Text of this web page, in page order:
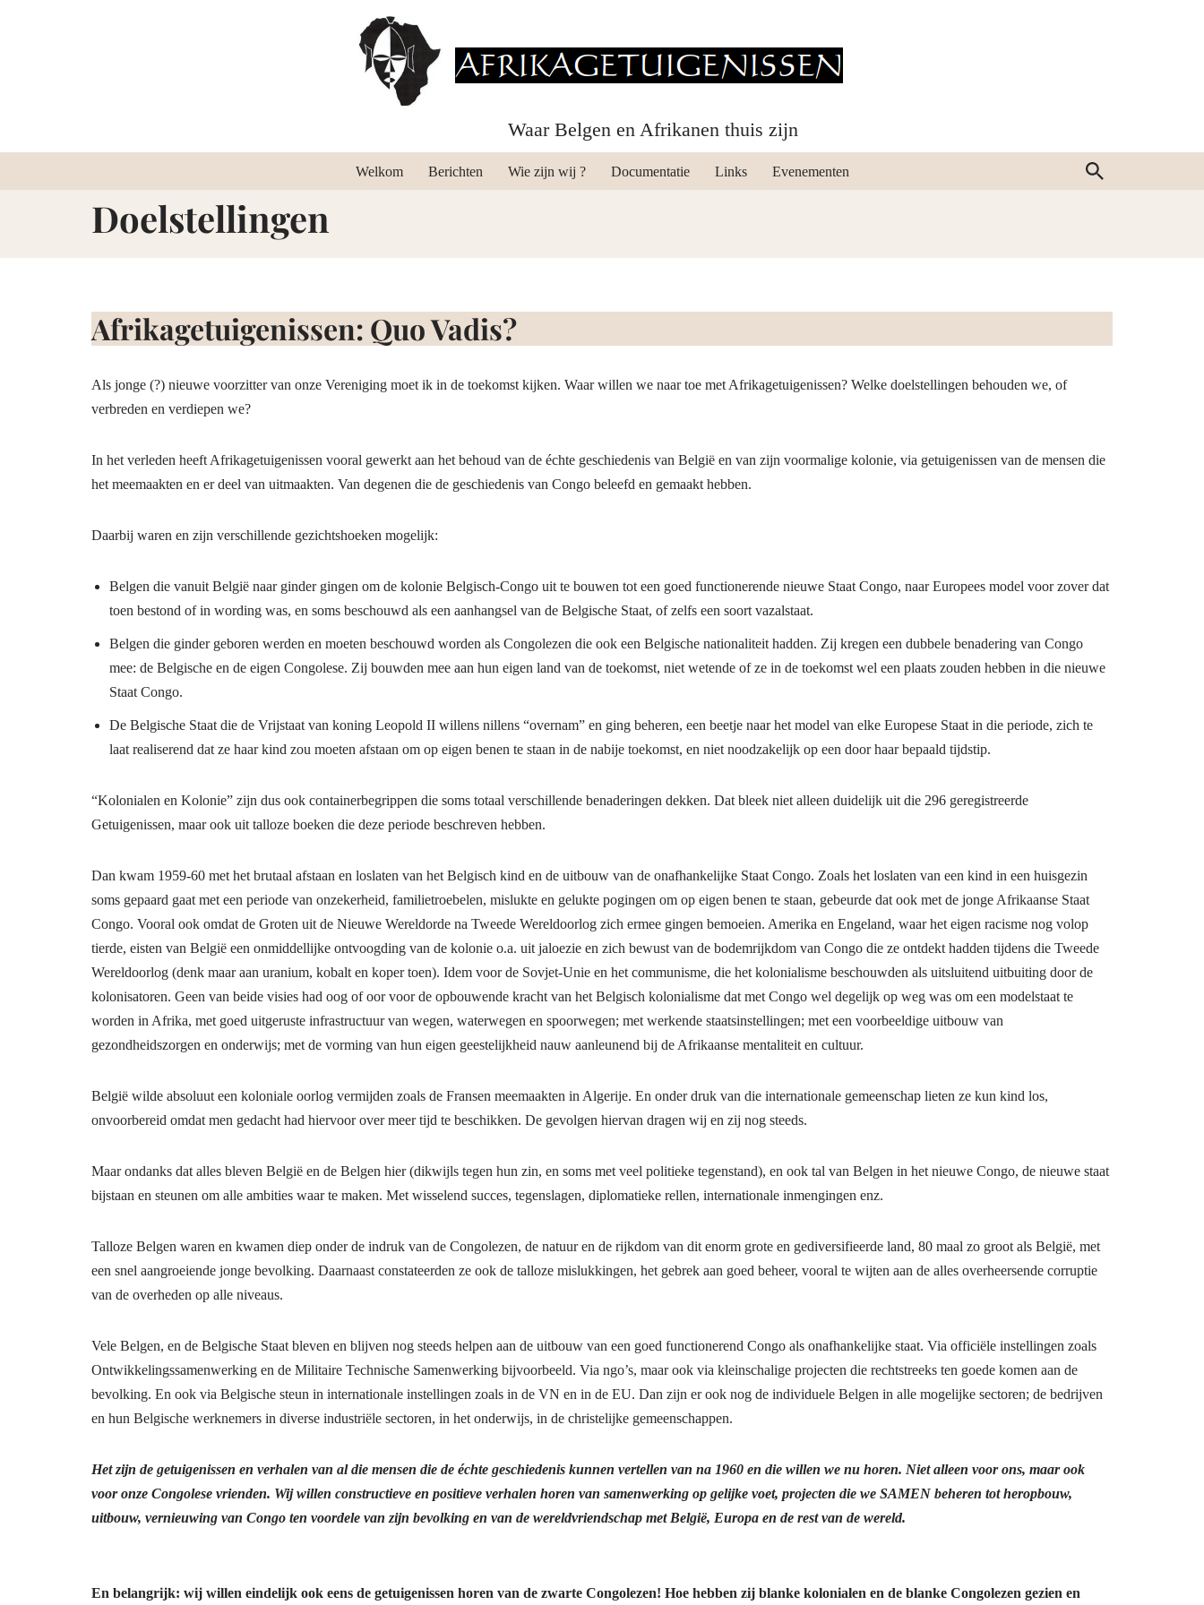
Waar Belgen en Afrikanen thuis zijn
Welkom Berichten Wie zijn wij ? Documentatie Links Evenementen
Doelstellingen
Afrikagetuigenissen: Quo Vadis?
Als jonge (?) nieuwe voorzitter van onze Vereniging moet ik in de toekomst kijken. Waar willen we naar toe met Afrikagetuigenissen? Welke doelstellingen behouden we, of
verbreden en verdiepen we?
In het verleden heeft Afrikagetuigenissen vooral gewerkt aan het behoud van de échte geschiedenis van België en van zijn voormalige kolonie, via getuigenissen van de mensen die
het meemaakten en er deel van uitmaakten. Van degenen die de geschiedenis van Congo beleefd en gemaakt hebben.
Daarbij waren en zijn verschillende gezichtshoeken mogelijk:
Belgen die vanuit België naar ginder gingen om de kolonie Belgisch-Congo uit te bouwen tot een goed functionerende nieuwe Staat Congo, naar Europees model voor zover dat
toen bestond of in wording was, en soms beschouwd als een aanhangsel van de Belgische Staat, of zelfs een soort vazalstaat.
Belgen die ginder geboren werden en moeten beschouwd worden als Congolezen die ook een Belgische nationaliteit hadden. Zij kregen een dubbele benadering van Congo
mee: de Belgische en de eigen Congolese. Zij bouwden mee aan hun eigen land van de toekomst, niet wetende of ze in de toekomst wel een plaats zouden hebben in die nieuwe
Staat Congo.
De Belgische Staat die de Vrijstaat van koning Leopold II willens nillens “overnam” en ging beheren, een beetje naar het model van elke Europese Staat in die periode, zich te
laat realiserend dat ze haar kind zou moeten afstaan om op eigen benen te staan in de nabije toekomst, en niet noodzakelijk op een door haar bepaald tijdstip.
“Kolonialen en Kolonie” zijn dus ook containerbegrippen die soms totaal verschillende benaderingen dekken. Dat bleek niet alleen duidelijk uit die 296 geregistreerde
Getuigenissen, maar ook uit talloze boeken die deze periode beschreven hebben.
Dan kwam 1959-60 met het brutaal afstaan en loslaten van het Belgisch kind en de uitbouw van de onafhankelijke Staat Congo. Zoals het loslaten van een kind in een huisgezin
soms gepaard gaat met een periode van onzekerheid, familietroebelen, mislukte en gelukte pogingen om op eigen benen te staan, gebeurde dat ook met de jonge Afrikaanse Staat
Congo. Vooral ook omdat de Groten uit de Nieuwe Wereldorde na Tweede Wereldoorlog zich ermee gingen bemoeien. Amerika en Engeland, waar het eigen racisme nog volop
tierde, eisten van België een onmiddellijke ontvoogding van de kolonie o.a. uit jaloezie en zich bewust van de bodemrijkdom van Congo die ze ontdekt hadden tijdens die Tweede
Wereldoorlog (denk maar aan uranium, kobalt en koper toen). Idem voor de Sovjet-Unie en het communisme, die het kolonialisme beschouwden als uitsluitend uitbuiting door de
kolonisatoren. Geen van beide visies had oog of oor voor de opbouwende kracht van het Belgisch kolonialisme dat met Congo wel degelijk op weg was om een modelstaat te
worden in Afrika, met goed uitgeruste infrastructuur van wegen, waterwegen en spoorwegen; met werkende staatsinstellingen; met een voorbeeldige uitbouw van
gezondheidszorgen en onderwijs; met de vorming van hun eigen geestelijkheid nauw aanleunend bij de Afrikaanse mentaliteit en cultuur.
België wilde absoluut een koloniale oorlog vermijden zoals de Fransen meemaakten in Algerije. En onder druk van die internationale gemeenschap lieten ze kun kind los,
onvoorbereid omdat men gedacht had hiervoor over meer tijd te beschikken. De gevolgen hiervan dragen wij en zij nog steeds.
Maar ondanks dat alles bleven België en de Belgen hier (dikwijls tegen hun zin, en soms met veel politieke tegenstand), en ook tal van Belgen in het nieuwe Congo, de nieuwe staat
bijstaan en steunen om alle ambities waar te maken. Met wisselend succes, tegenslagen, diplomatieke rellen, internationale inmengingen enz.
Talloze Belgen waren en kwamen diep onder de indruk van de Congolezen, de natuur en de rijkdom van dit enorm grote en gediversifieerde land, 80 maal zo groot als België, met
een snel aangroeiende jonge bevolking. Daarnaast constateerden ze ook de talloze mislukkingen, het gebrek aan goed beheer, vooral te wijten aan de alles overheersende corruptie
van de overheden op alle niveaus.
Vele Belgen, en de Belgische Staat bleven en blijven nog steeds helpen aan de uitbouw van een goed functionerend Congo als onafhankelijke staat. Via officiële instellingen zoals
Ontwikkelingssamenwerking en de Militaire Technische Samenwerking bijvoorbeeld. Via ngo’s, maar ook via kleinschalige projecten die rechtstreeks ten goede komen aan de
bevolking. En ook via Belgische steun in internationale instellingen zoals in de VN en in de EU. Dan zijn er ook nog de individuele Belgen in alle mogelijke sectoren; de bedrijven
en hun Belgische werknemers in diverse industriële sectoren, in het onderwijs, in de christelijke gemeenschappen.
Het zijn de getuigenissen en verhalen van al die mensen die de échte geschiedenis kunnen vertellen van na 1960 en die willen we nu horen. Niet alleen voor ons, maar ook
voor onze Congolese vrienden. Wij willen constructieve en positieve verhalen horen van samenwerking op gelijke voet, projecten die we SAMEN beheren tot heropbouw,
uitbouw, vernieuwing van Congo ten voordele van zijn bevolking en van de wereldvriendschap met België, Europa en de rest van de wereld.
En belangrijk: wij willen eindelijk ook eens de getuigenissen horen van de zwarte Congolezen! Hoe hebben zij blanke kolonialen en de blanke Congolezen gezien en